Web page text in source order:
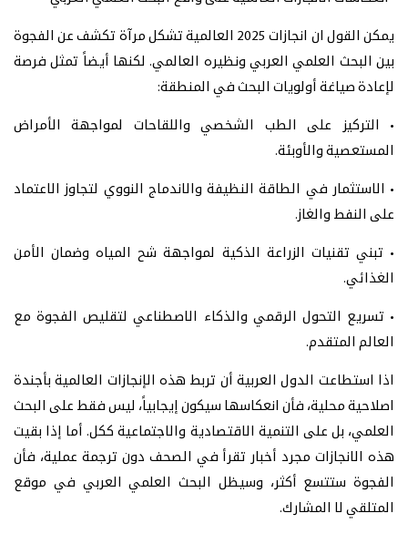
يمكن القول ان انجازات 2025 العالمية تشكل مرآة تكشف عن الفجوة
بين البحث العلمي العربي ونظيره العالمي. لكنها أيضاً تمثل فرصة
لإعادة صياغة أولويات البحث في المنطقة:
• التركيز على الطب الشخصي واللقاحات لمواجهة الأمراض
المستعصية والأوبئة.
• الاستثمار في الطاقة النظيفة والاندماج النووي لتجاوز الاعتماد
على النفط والغاز.
• تبني تقنيات الزراعة الذكية لمواجهة شح المياه وضمان الأمن
الغذائي.
• تسريع التحول الرقمي والذكاء الاصطناعي لتقليص الفجوة مع
العالم المتقدم.
اذا استطاعت الدول العربية أن تربط هذه الإنجازات العالمية بأجندة
اصلاحية محلية، فأن انعكاسها سيكون إيجابياً، ليس فقط على البحث
العلمي، بل على التنمية الاقتصادية والاجتماعية ككل. أما إذا بقيت
هذه الانجازات مجرد أخبار تقرأ في الصحف دون ترجمة عملية، فأن
الفجوة ستتسع أكثر، وسيظل البحث العلمي العربي في موقع
المتلقي لا المشارك.